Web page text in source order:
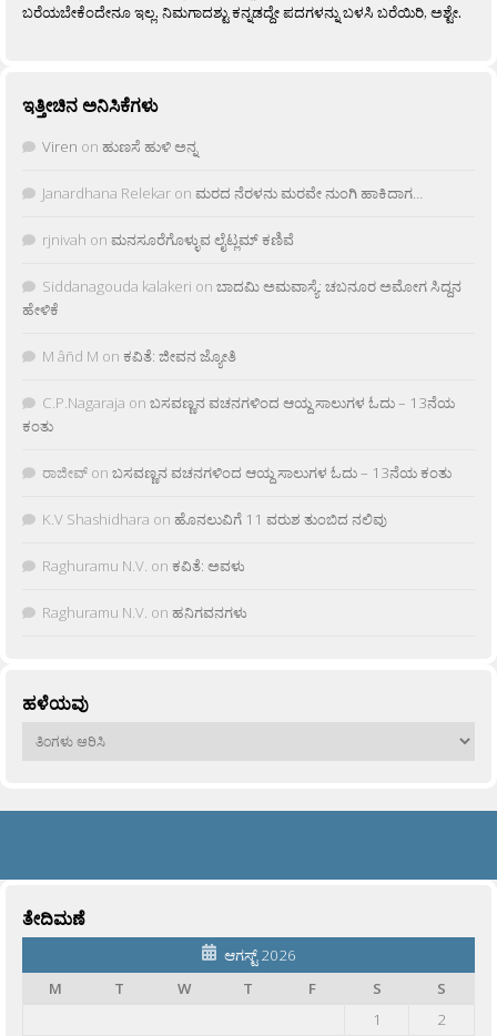
ಬರೆಯಬೇಕೆಂದೇನೂ ಇಲ್ಲ. ನಿಮಗಾದಶ್ಟು ಕನ್ನಡದ್ದೇ ಪದಗಳನ್ನು ಬಳಸಿ ಬರೆಯಿರಿ, ಅಶ್ಟೇ.
ಇತ್ತೀಚಿನ ಅನಿಸಿಕೆಗಳು
Viren on ಹುಣಸೆ ಹುಳಿ ಅನ್ನ
Janardhana Relekar on ಮರದ ನೆರಳನು ಮರವೇ ನುಂಗಿ ಹಾಕಿದಾಗ…
rjnivah on ಮನಸೂರೆಗೊಳ್ಳುವ ಲೈಟ್ಲಮ್ ಕಣಿವೆ
Siddanagouda kalakeri on ಬಾದಮಿ ಅಮವಾಸ್ಯೆ: ಚಬನೂರ ಅಮೋಗ ಸಿದ್ದನ
ಹೇಳಿಕೆ
M âñd M on ಕವಿತೆ: ಜೀವನ ಜ್ಯೋತಿ
C.P.Nagaraja on ಬಸವಣ್ಣನ ವಚನಗಳಿಂದ ಆಯ್ದ ಸಾಲುಗಳ ಓದು – 13ನೆಯ
ಕಂತು
ರಾಜೀವ್ on ಬಸವಣ್ಣನ ವಚನಗಳಿಂದ ಆಯ್ದ ಸಾಲುಗಳ ಓದು – 13ನೆಯ ಕಂತು
K.V Shashidhara on ಹೊನಲುವಿಗೆ 11 ವರುಶ ತುಂಬಿದ ನಲಿವು
Raghuramu N.V. on ಕವಿತೆ: ಅವಳು
Raghuramu N.V. on ಹನಿಗವನಗಳು
ಹಳೆಯವು
ಹಳೆಯವು
ತೇದಿಮಣೆ
ಆಗಸ್ಟ್ 2026
M
T W T F S
S
1
2